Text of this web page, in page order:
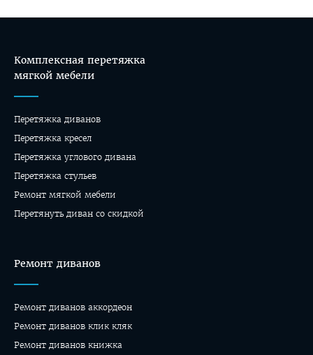
Комплексная перетяжка
мягкой мебели
Перетяжка диванов
Перетяжка кресел
Перетяжка углового дивана
Перетяжка стульев
Ремонт мягкой мебели
Перетянуть диван со скидкой
Ремонт диванов
Ремонт диванов аккордеон
Ремонт диванов клик кляк
Ремонт диванов книжка